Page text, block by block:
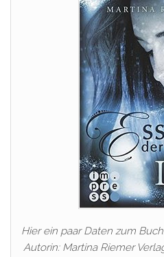
Hier ein paar Daten zum
Autorin: Martina Riemer